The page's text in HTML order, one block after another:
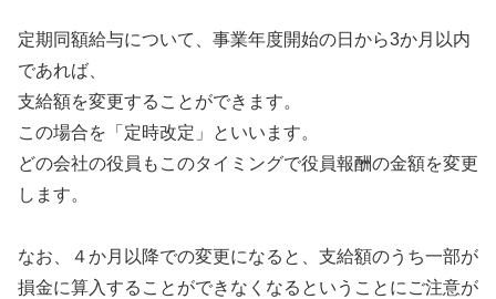
定期同額給与について、事業年度開始の日から3か月以内
であれば、
支給額を変更することができます。
この場合を「定時改定」といいます。
どの会社の役員もこのタイミングで役員報酬の金額を変更
します。
なお、４か月以降での変更になると、支給額のうち一部が
損金に算入することができなくなるということにご注意が